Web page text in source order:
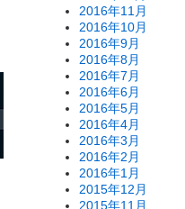
2016年11月
2016年10月
2016年9月
2016年8月
2016年7月
2016年6月
2016年5月
2016年4月
2016年3月
2016年2月
2016年1月
2015年12月
2015年11月